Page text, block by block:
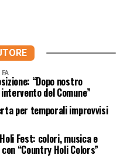
“Dopo nostro
del Comune”
per temporali improvvisi
Fest: colori, musica e
“Country Holi Colors”